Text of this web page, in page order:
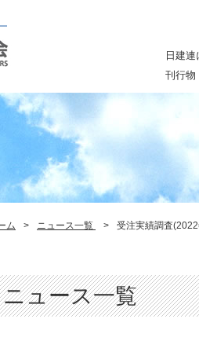
日建
刊行物
ム > ニュース一覧 > 受注実績調査
ニュース一覧